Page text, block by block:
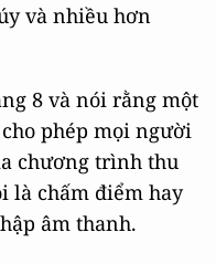
và nhiều hơn
8 và nói rằng một
phép mọi người
chương trình thu
là chấm điểm hay
âm thanh.